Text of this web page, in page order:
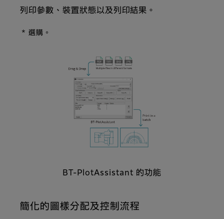
列印參數、裝置狀態以及列印結果。
* 選購。
BT-PlotAssistant 的功能
簡化的圖樣分配及控制流程